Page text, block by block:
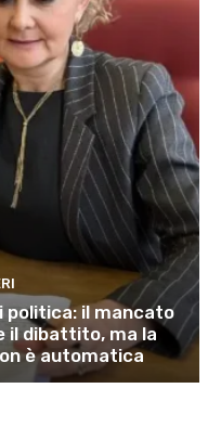
politica: il mancato
il dibattito, ma la
è automatica